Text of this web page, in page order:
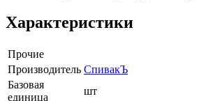
Характеристики
Прочие
Производитель СпивакЪ
Базовая
единица
шт